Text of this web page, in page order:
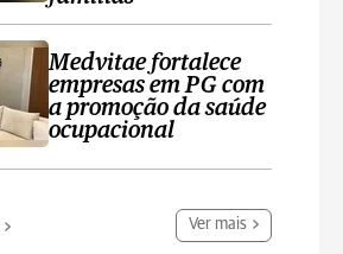
Medvitae fortalece
empresas em PG com
a promoção da saúde
ocupacional
Ver mais